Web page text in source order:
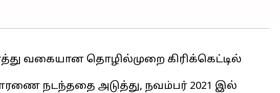
வகையான தொழில்முறை கிரிக்கெட்டில்
நடந்ததை அடுத்து, நவம்பர் 2021 இல்